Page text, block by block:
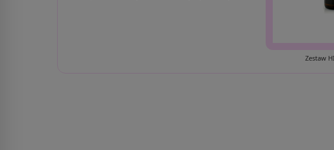
Zestaw